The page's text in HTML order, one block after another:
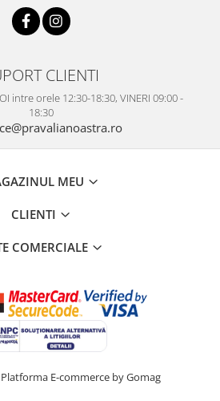
CLIENTI
intre orele 12:30-18:30, VINERI 09:00 -
18:30
MEU
CLIENTI
COMERCIALE
Platforma E-commerce by Gomag